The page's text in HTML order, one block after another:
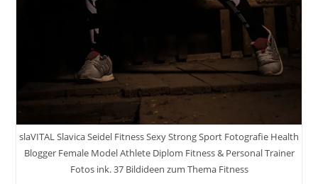
slaVITAL Slavica Seidel Fitness Sexy Strong Sport Fotografie Health
Blogger Female Model Athlete Diplom Fitness & Personal Trainer
Fotos ink. 37 Bildideen zum Thema Fitness